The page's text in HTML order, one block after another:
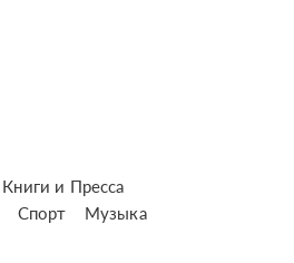
Книги и Пресса
Спорт Музыка